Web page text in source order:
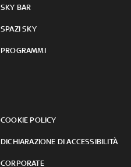
SKY BAR
SPAZI SKY
PROGRAMMI
COOKIE POLICY
DICHIARAZIONE DI ACCESSIBILITÀ
CORPORATE